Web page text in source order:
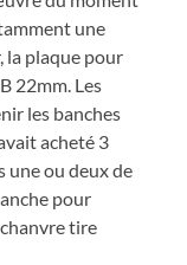
une
la plaque pour
22mm. Les
les banches
acheté 3
une ou deux de
pour
tire